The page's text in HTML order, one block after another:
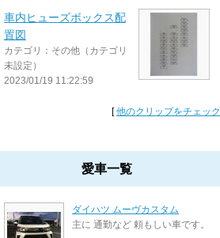
車内ヒューズボックス配
置図
カテゴリ：その他（カテゴリ
未設定）
2023/01/19 11:22:59
[他のクリップをチェック
愛車一覧
ダイハツ ムーヴカスタム
主に 通勤など 頼もしい車です。